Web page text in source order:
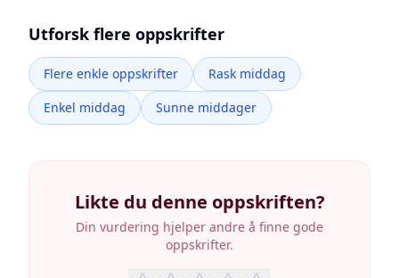
Utforsk flere oppskrifter
Flere enkle oppskrifter
Rask middag
Enkel middag
Sunne middager
Likte du denne oppskriften?
Din vurdering hjelper andre å finne gode
oppskrifter.